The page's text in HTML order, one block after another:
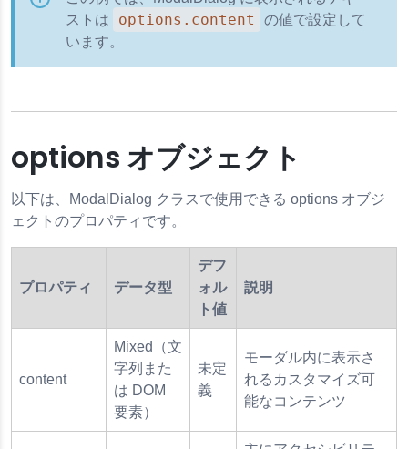
ストは
options.content
の値で設定して
います。
options オブジェクト
以下は、ModalDialog クラスで使用できる options オブジ
ェクトのプロパティです。
プロパティ データ型
デフ
ォル
ト値
説明
content
Mixed（文
字列また
は DOM
要素）
未定
義
モーダル内に表示さ
れるカスタマイズ可
能なコンテンツ